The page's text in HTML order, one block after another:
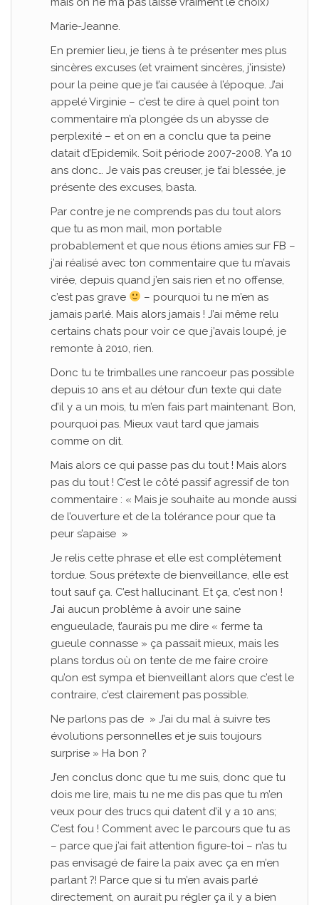
Marie-Jeanne.
En premier lieu, je tiens à te présenter mes plus
sincères excuses (et vraiment sincères, j’insiste)
pour la peine que je t’ai causée à l’époque. J’ai
appelé Virginie – c’est te dire à quel point ton
commentaire m’a plongée ds un abysse de
perplexité – et on en a conclu que ta peine
datait d’Epidemik. Soit période 2007-2008. Y’a 10
ans donc… Je vais pas creuser, je t’ai blessée, je
présente des excuses, basta.
Par contre je ne comprends pas du tout alors
que tu as mon mail, mon portable
probablement et que nous étions amies sur FB –
j’ai réalisé avec ton commentaire que tu m’avais
virée, depuis quand j’en sais rien et no offense,
c’est pas grave
– pourquoi tu ne m’en as
jamais parlé. Mais alors jamais ! J’ai même relu
certains chats pour voir ce que j’avais loupé, je
remonte à 2010, rien.
Donc tu te trimballes une rancoeur pas possible
depuis 10 ans et au détour d’un texte qui date
d’il y a un mois, tu m’en fais part maintenant. Bon,
pourquoi pas. Mieux vaut tard que jamais
comme on dit.
Mais alors ce qui passe pas du tout ! Mais alors
pas du tout ! C’est le côté passif agressif de ton
commentaire : « Mais je souhaite au monde aussi
de l’ouverture et de la tolérance pour que ta
peur s’apaise »
Je relis cette phrase et elle est complètement
tordue. Sous prétexte de bienveillance, elle est
tout sauf ça. C’est hallucinant. Et ça, c’est non !
J’ai aucun problème à avoir une saine
engueulade, t’aurais pu me dire « ferme ta
gueule connasse » ça passait mieux, mais les
plans tordus où on tente de me faire croire
qu’on est sympa et bienveillant alors que c’est le
contraire, c’est clairement pas possible.
Ne parlons pas de » J’ai du mal à suivre tes
évolutions personnelles et je suis toujours
surprise » Ha bon ?
J’en conclus donc que tu me suis, donc que tu
dois me lire, mais tu ne me dis pas que tu m’en
veux pour des trucs qui datent d’il y a 10 ans;
C’est fou ! Comment avec le parcours que tu as
– parce que j’ai fait attention figure-toi – n’as tu
pas envisagé de faire la paix avec ça en m’en
parlant ?! Parce que si tu m’en avais parlé
directement, on aurait pu régler ça il y a bien